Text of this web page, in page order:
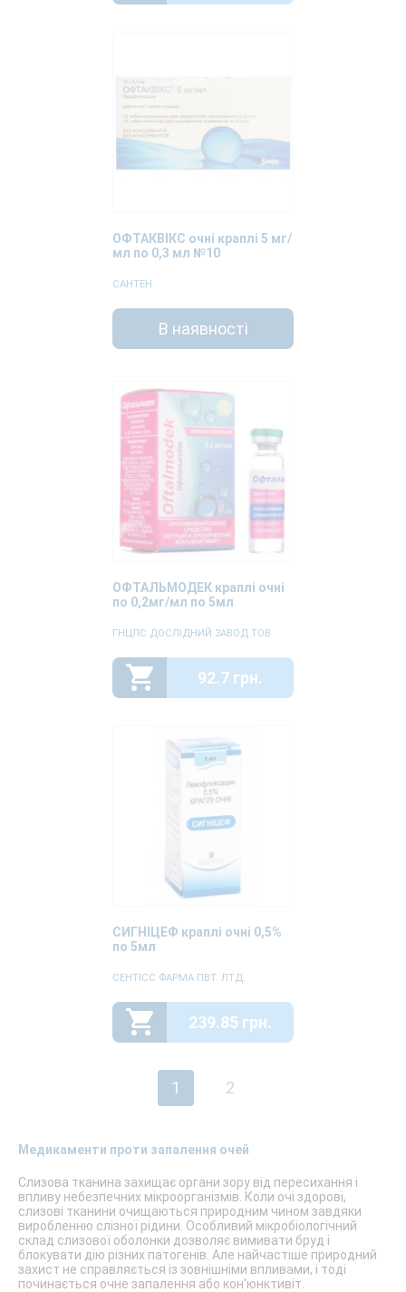
ОФТАКВІКС очні краплі 5 мг/
мл по 0,3 мл №10
САНТЕН
В наявності
ОФТАЛЬМОДЕК краплі очні
по 0,2мг/мл по 5мл
ГНЦЛС ДОСЛІДНИЙ ЗАВОД ТОВ
92.7 грн.
СИГНІЦЕФ краплі очні 0,5%
по 5мл
СЕНТІСС ФАРМА ПВТ. ЛТД.
239.85 грн.
1 2
Медикаменти проти запалення очей
Слизова тканина захищає органи зору від пересихання і
впливу небезпечних мікроорганізмів. Коли очі здорові,
слизові тканини очищаються природним чином завдяки
виробленню слізної рідини. Особливий мікробіологічний
склад слизової оболонки дозволяє вимивати бруд і
блокувати дію різних патогенів. Але найчастіше природний
захист не справляється із зовнішніми впливами, і тоді
починається очне запалення або кон'юнктивіт.